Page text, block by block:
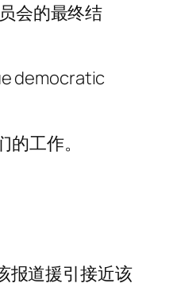
会的最终结
democratic
工作。
报道援引接近该